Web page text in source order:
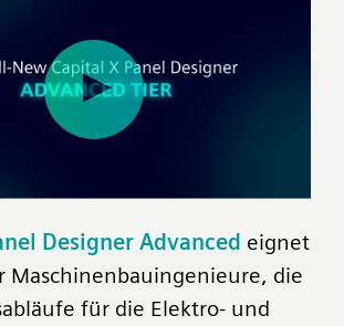
Designer Advanced eignet
Maschinenbauingenieure, die
für die Elektro- und